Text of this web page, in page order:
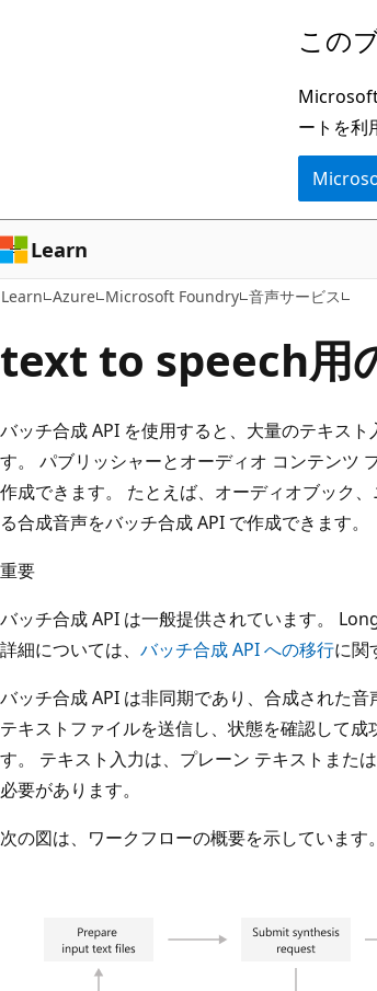
ン
ツ
に
ス
ッ
この
Microsoft
ートを利
Learn
Learn Azure Microsoft Foundry 音声サービス
text to speech用
バッチ合成 API を使用すると、大量のテキス
す。 パブリッシャーとオーディオ コンテンツ
作成できます。 たとえば、オーディオブック
る合成音声をバッチ合成 API で作成できます。
重要
バッチ合成 API は一般提供されています。
詳細については、 バッチ合成 API への移行に関
バッチ合成 API は非同期であり、合成された
テキストファイルを送信し、状態を確認して
す。 テキスト入力は、プレーン テキストまたは
必要があります。
次の図は、ワークフローの概要を示しています。